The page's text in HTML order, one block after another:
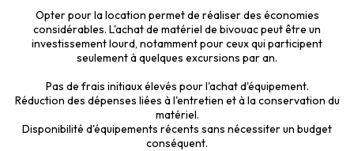
Opter pour la location permet de réaliser des économies
considérables. L'achat de matériel de bivouac peut être un
investissement lourd, notamment pour ceux qui participent
seulement à quelques excursions par an.
Pas de frais initiaux élevés pour l'achat d'équipement.
Réduction des dépenses liées à l'entretien et à la conservation du
matériel.
Disponibilité d'équipements récents sans nécessiter un budget
conséquent.